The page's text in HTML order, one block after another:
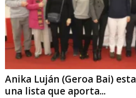
Anika Luján (Geroa Bai)
una lista que aporta...